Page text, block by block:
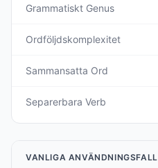
Grammatiskt Genus
Ordföljdskomplexitet
Sammansatta Ord
Separerbara Verb
VANLIGA ANVÄNDNINGSFALL